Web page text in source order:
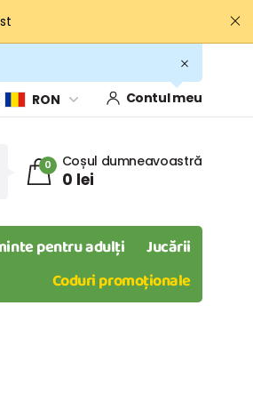
RON Contul meu
0 Coșul dumneavoastră
0 lei
pentru adulți
Jucării
Coduri promoționale